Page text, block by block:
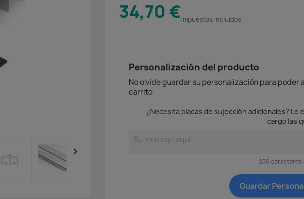

34,70 €Impuestos incluidos
Personalización del producto
No olvide guardar su personalización para poder
carrito
¿Necesita placas de sujección adicionales? Le
cargo las
250 caracteres
Guardar